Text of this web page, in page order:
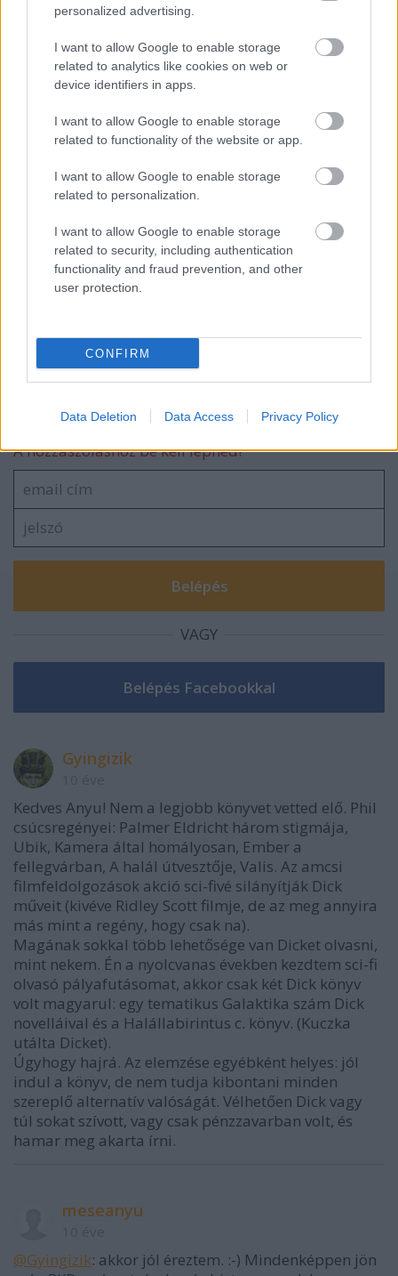
personalized advertising.
I want to allow Google to enable storage
related to analytics like cookies on web or
device identifiers in apps.
I want to allow Google to enable storage
related to functionality of the website or app.
I want to allow Google to enable storage
related to personalization.
I want to allow Google to enable storage
related to security, including authentication
functionality and fraud prevention, and other
user protection.
CONFIRM
Data Deletion Data Access Privacy Policy
Karácsonyi hangolódás (2021)
Bekuckózós könyvek rossz időre
Csodás régi házakról
Szólj hozzá!
A hozzászóláshoz be kell lépned!
VAGY
Gyingizik
Kedves Anyu! Nem a legjobb könyvet vetted elő. Phil
csúcsregényei: Palmer Eldricht három stigmája,
Ubik, Kamera által homályosan, Ember a
fellegvárban, A halál útvesztője, Valis. Az amcsi
filmfeldolgozások akció sci-fivé silányítják Dick
műveit (kivéve Ridley Scott filmje, de az meg annyira
más mint a regény, hogy csak na).
Magának sokkal több lehetősége van Dicket olvasni,
mint nekem. Én a nyolcvanas években kezdtem sci-fi
olvasó pályafutásomat, akkor csak két Dick könyv
volt magyarul: egy tematikus Galaktika szám Dick
novelláival és a Halállabirintus c. könyv. (Kuczka
utálta Dicket).
Úgyhogy hajrá. Az elemzése egyébként helyes: jól
indul a könyv, de nem tudja kibontani minden
szereplő alternatív valóságát. Vélhetően Dick vagy
túl sokat szívott, vagy csak pénzzavarban volt, és
hamar meg akarta írni.
meseanyu
@Gyingizik: akkor jól éreztem. :-) Mindenképpen jön